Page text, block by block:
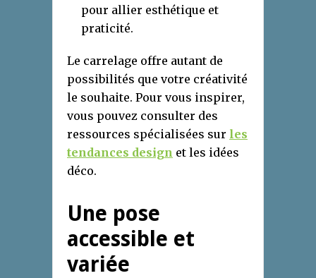
pour allier esthétique et
praticité.
Le carrelage offre autant de
possibilités que votre créativité
le souhaite. Pour vous inspirer,
vous pouvez consulter des
ressources spécialisées sur les
tendances design et les idées
déco.
Une pose
accessible et
variée